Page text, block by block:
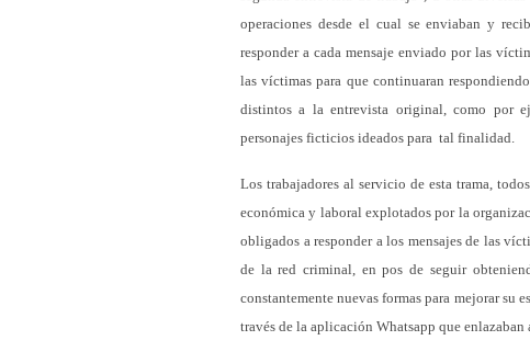
operaciones desde el cual se enviaban y
responder a cada mensaje enviado por las
las víctimas para que continuaran
distintos a la entrevista original, como por
personajes ficticios ideados para tal finalidad.
Los trabajadores al servicio de esta trama,
económica y laboral explotados por la
obligados a responder a los mensajes de las
de la red criminal, en pos de seguir
constantemente nuevas formas para mejorar su
través de la aplicación Whatsapp que enlazaban